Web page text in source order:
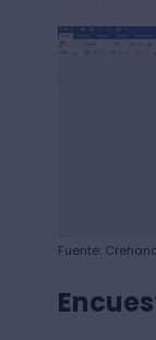
Fuente: